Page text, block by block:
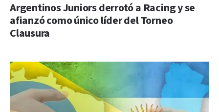
Argentinos Juniors derrotó a Racing y se
afianzó como único líder del Torneo
Clausura